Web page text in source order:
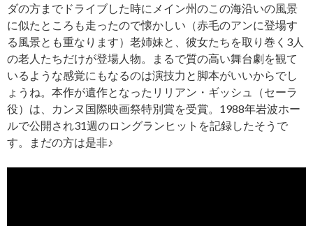
ダの方までドライブした時にメイン州のこの海沿いの風景
に似たところも走ったので懐かしい（赤毛のアンに登場す
る風景とも重なります）老姉妹と、彼女たちを取り巻く3人
の老人たちだけが登場人物。まるで質の高い舞台劇を観て
いるような感覚にもなるのは演技力と脚本がいいからでし
ょうね。本作が遺作となったリリアン・ギッシュ（セーラ
役）は、カンヌ国際映画祭特別賞を受賞。1988年岩波ホー
ルで公開され31週のロングランヒットを記録したそうで
す。まだの方は是非♪